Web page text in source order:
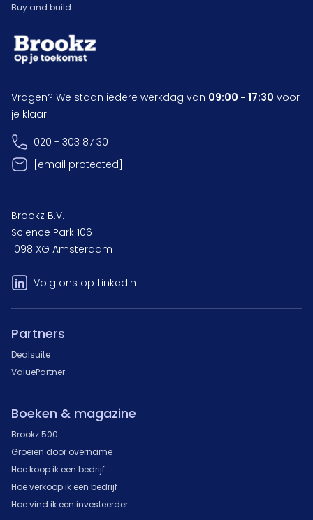
Buy and build
Vragen? We staan iedere werkdag van 09:00 - 17:30 voor
je klaar.
020 - 303 87 30
[email protected]
Brookz B.V.
Science Park 106
1098 XG Amsterdam
Volg ons op LinkedIn
Partners
Dealsuite
ValuePartner
Boeken & magazine
Brookz 500
Groeien door overname
Hoe koop ik een bedrijf
Hoe verkoop ik een bedrijf
Hoe vind ik een investeerder